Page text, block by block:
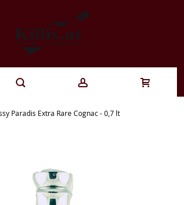
Paradis Extra Rare Cognac - 0,7 lt